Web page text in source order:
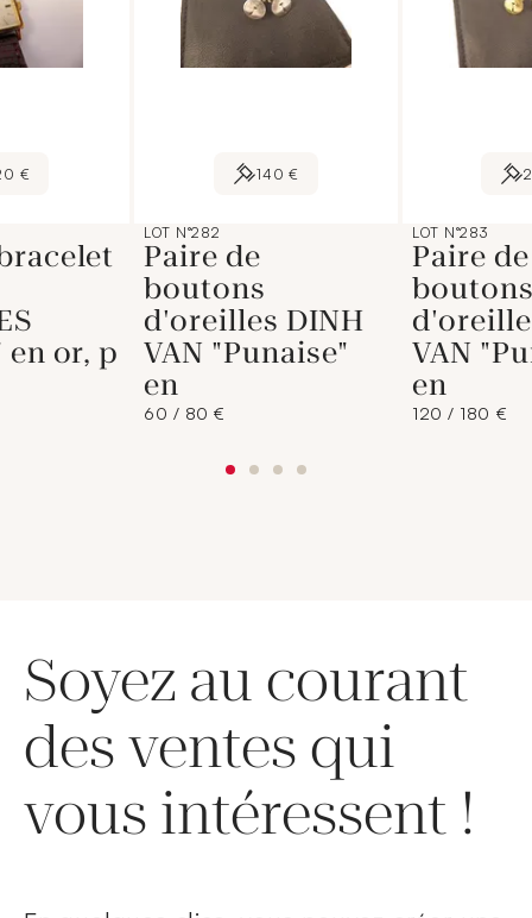
€
en or, p
140 €
LOT N°282
Paire de
boutons
d'oreilles DINH
VAN "Punaise"
en
60 / 80 €
LOT N°283
Paire de
VAN
en
120 / 180 €
Soyez au courant
des ventes qui
vous intéressent !